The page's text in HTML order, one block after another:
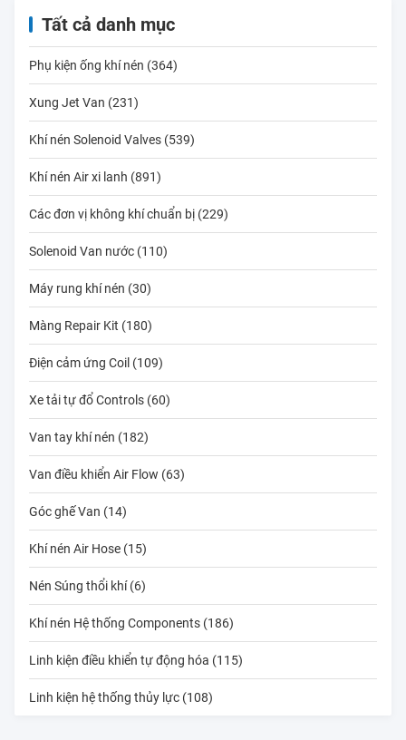
Tất cả danh mục
Phụ kiện ống khí nén (364)
Xung Jet Van (231)
Khí nén Solenoid Valves (539)
Khí nén Air xi lanh (891)
Các đơn vị không khí chuẩn bị (229)
Solenoid Van nước (110)
Máy rung khí nén (30)
Màng Repair Kit (180)
Điện cảm ứng Coil (109)
Xe tải tự đổ Controls (60)
Van tay khí nén (182)
Van điều khiển Air Flow (63)
Góc ghế Van (14)
Khí nén Air Hose (15)
Nén Súng thổi khí (6)
Khí nén Hệ thống Components (186)
Linh kiện điều khiển tự động hóa (115)
Linh kiện hệ thống thủy lực (108)